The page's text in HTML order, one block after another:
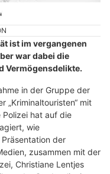
ist im vergangenen
war dabei die
Vermögensdelikte.
in der Gruppe der
„Kriminaltouristen“ mit
Polizei hat auf die
wie
der
zusammen mit der
Christiane Lentjes